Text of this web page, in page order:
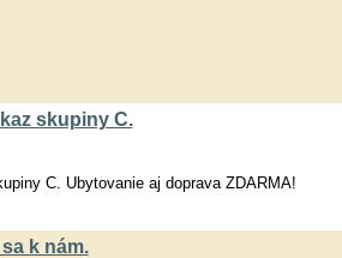
skupiny C.
C. Ubytovanie aj doprava ZDARMA!
k nám.